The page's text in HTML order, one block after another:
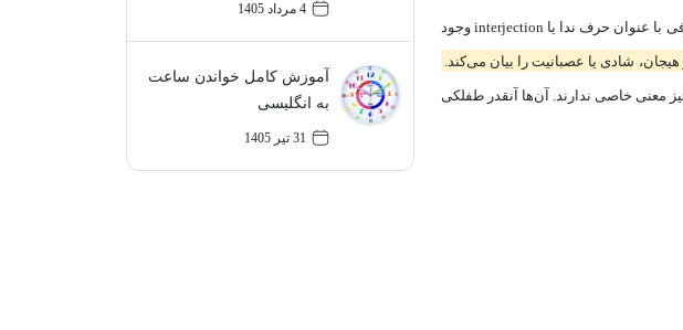
سعدیا مرد نکونام نمیرد هرگز! طبیعتا همگی با حرف یا اسم ندا در زبان فارسی آشنا هستید. در زبان انگلیسی نیز حروفی با عنوان حرف ندا یا interjection‌ وجود
معنی خاصی ندارند. آن‌ها آنقدر طفلکی
4 مرداد 1405
آموزش کامل خواندن ساعت
به انگلیسی
31 تیر 1405